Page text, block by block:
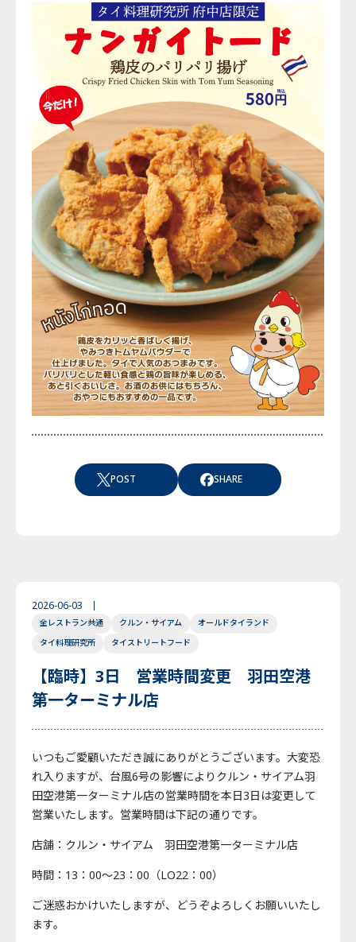
POST SHARE
2026-06-03
全レストラン共通 クルン・サイアム
オールドタイランド
タイ料理研究所
タイストリートフード
【臨時】3日 営業時間変更 羽田空港
第一ターミナル店
いつもご愛顧いただき誠にありがとうございます。大変恐
れ入りますが、台風6号の影響によりクルン・サイアム羽
田空港第一ターミナル店の営業時間を本日3日は変更して
営業いたします。営業時間は下記の通りです。
店舗：クルン・サイアム 羽田空港第一ターミナル店
時間：13：00～23：00（LO22：00）
ご迷惑おかけいたしますが、どうぞよろしくお願いいたし
ます。